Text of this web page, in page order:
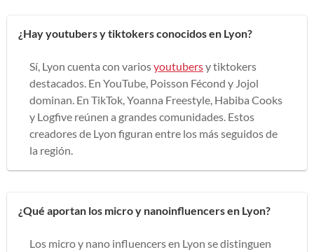
¿Hay youtubers y tiktokers conocidos en Lyon?
Sí, Lyon cuenta con variosyoutubersy tiktokers
destacados. En YouTube, Poisson Fécond y Jojol
dominan. En TikTok, Yoanna Freestyle, Habiba Cooks
y Logfive reúnen a grandes comunidades. Estos
creadores de Lyon figuran entre los más seguidos de
la región.
¿Qué aportan los micro y nanoinfluencers en Lyon?
Los micro y nano influencers en Lyon se distinguen